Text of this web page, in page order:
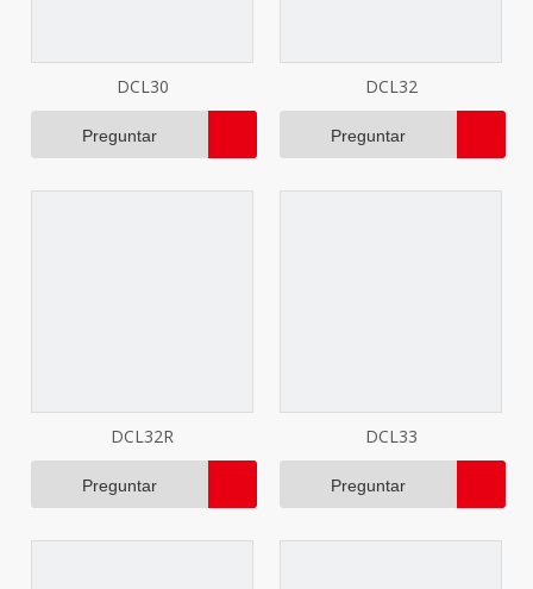
DCL30
Preguntar
DCL32
Preguntar
DCL32R
Preguntar
DCL33
Preguntar